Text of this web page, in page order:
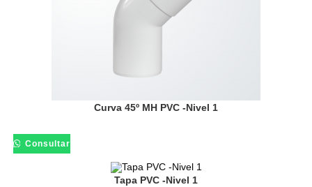
Curva 45º MH PVC -Nivel 1
Consultar
Tapa PVC -Nivel 1